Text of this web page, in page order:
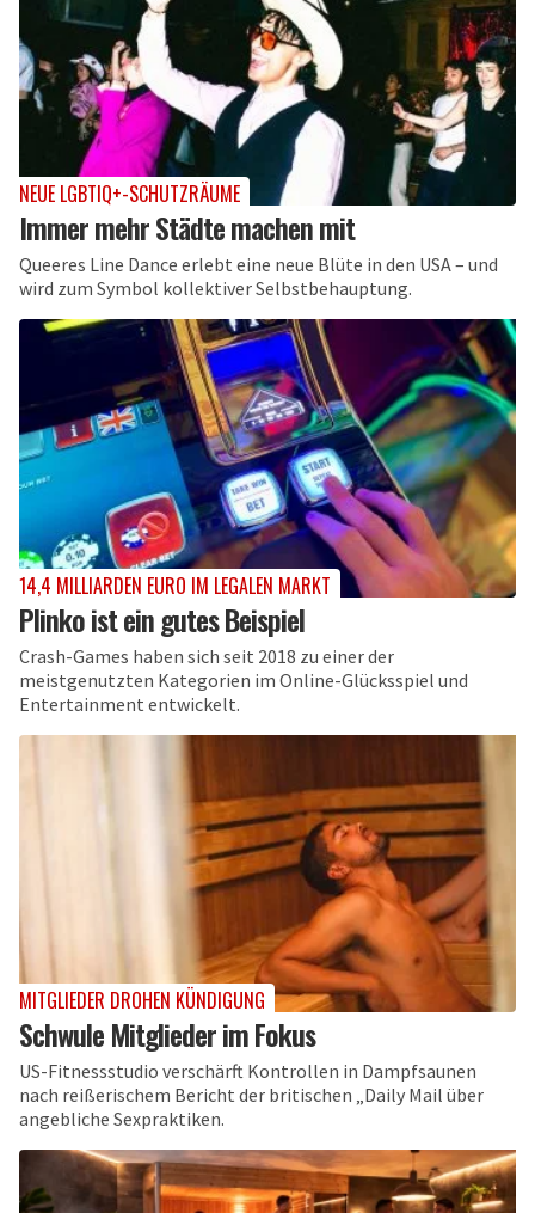
NEUE LGBTIQ+-SCHUTZRÄUME
Immer mehr Städte machen mit
Queeres Line Dance erlebt eine neue Blüte in den USA – und
wird zum Symbol kollektiver Selbstbehauptung.
14,4 MILLIARDEN EURO IM LEGALEN MARKT
Plinko ist ein gutes Beispiel
Crash-Games haben sich seit 2018 zu einer der
meistgenutzten Kategorien im Online-Glücksspiel und
Entertainment entwickelt.
MITGLIEDER DROHEN KÜNDIGUNG
Schwule Mitglieder im Fokus
US-Fitnessstudio verschärft Kontrollen in Dampfsaunen
nach reißerischem Bericht der britischen „Daily Mail über
angebliche Sexpraktiken.